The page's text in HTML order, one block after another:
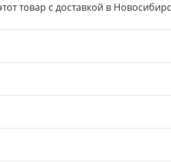
товар с доставкой в